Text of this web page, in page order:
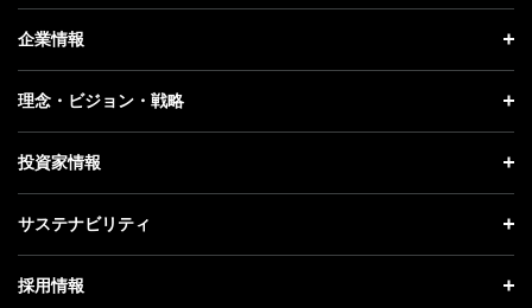
ニュース トップ
プレスリリース
更新情報
記者説明会
企業情報
企業情報 トップ
社長メッセージ
事業紹介
ガバナンス
理念・ビジョン・戦略
理念・ビジョン・戦略 トップ
成長戦略「Activate AI for Society」
人材戦略
投資家情報
投資家情報 トップ
経営方針
サステナビリティ
サステナビリティ トップ
採用情報